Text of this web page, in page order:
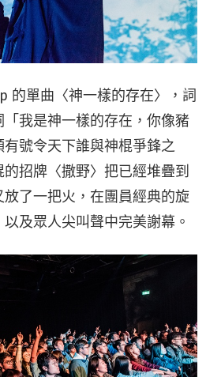
的單曲〈神一樣的存在〉，詞
我是神一樣的存在，你像豬
號令天下誰與神棍爭鋒之
招牌〈撒野〉把已經堆疊到
了一把火，在團員經典的旋
及眾人尖叫聲中完美謝幕。